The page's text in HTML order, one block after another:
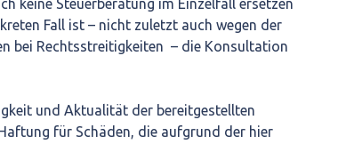
keine Steuerberatung im Einzelfall ersetzen
Fall ist – nicht zuletzt auch wegen der
bei Rechtsstreitigkeiten – die Konsultation
und Aktualität der bereitgestellten
für Schäden, die aufgrund der hier